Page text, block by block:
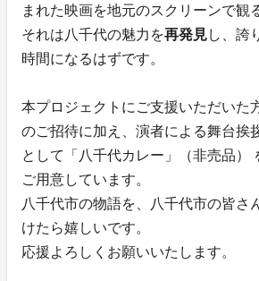
まれた映画を地元のスクリーンで観
それは八千代の魅力を再発見し、誇
時間になるはずです。
本プロジェクトにご支援いただいた
のご招待に加え、演者による舞台挨
として「八千代カレー」（非売品）
ご用意しています。
八千代市の物語を、八千代市の皆さ
けたら嬉しいです。
応援よろしくお願いいたします。